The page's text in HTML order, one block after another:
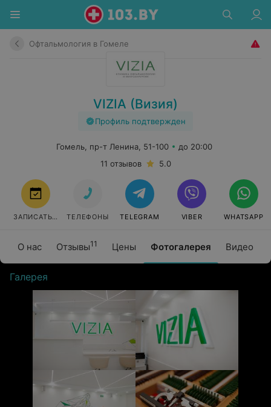
Офтальмология в Гомеле
VIZIA (Визия)
Профиль подтвержден
О нас Отзывы11 Цены Фотогалерея Видео
Гомель, пр-т Ленина, 51-100
до 20:00
11 отзывов
5.0
ЗАПИСАТЬСЯ ТЕЛЕФОНЫ TELEGRAM VIBER WHATSAPP
Галерея